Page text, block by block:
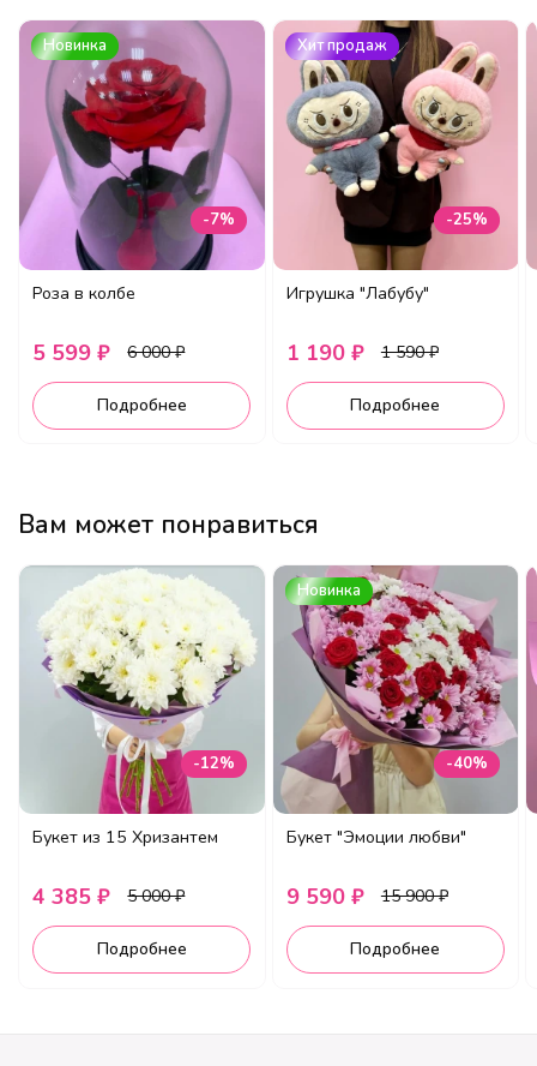
Новинка
-7%
Роза в колбе
5 599 ₽ 6 000 ₽
Подробнее
Хит продаж
-25%
Игрушка "Лабубу"
1 190 ₽ 1 590 ₽
Подробнее
Вам может понравиться
-12%
Букет из 15 Хризантем
4 385 ₽ 5 000 ₽
Подробнее
Новинка
-40%
Букет "Эмоции любви"
9 590 ₽ 15 900 ₽
Подробнее